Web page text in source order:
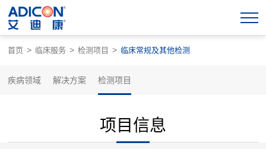
首页 > 临床服务 > 检测项目 > 临床常规及其他检测
疾病领域 解决方案 检测项目
项目信息